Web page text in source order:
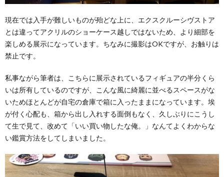
現在では入手が難しいものが殆どな上に、エクスクルーシヴストア
とは違ってアクリルのショーケース越しではないため、より細部を
楽しめる展示になっています。ちなみに撮影はOKですが、お触りは
禁止です。
私事ながら筆者は、こちらに展示されているフィギュアの半分くら
いは所有しているのですが、こんな風に綺麗に並べるスペースがな
いためほとんどが自宅の倉庫で箱に入ったままになっています。埃
が付く心配も、箱から出し入れする面倒もなく、久しぶりにこうし
て生で見て、改めて「いい買い物したな俺。」なんてよくわからな
い鑑賞方法をしてしまいました。